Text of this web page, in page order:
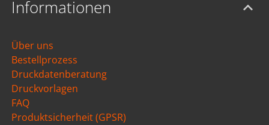
Informationen
Über uns
Bestellprozess
Druckdatenberatung
Druckvorlagen
FAQ
Produktsicherheit (GPSR)